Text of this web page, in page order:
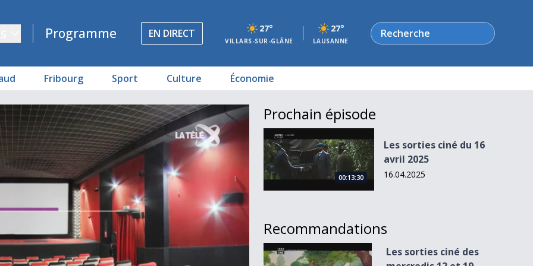
Programme EN DIRECT 27°
VILLARS-SUR-GLÂNE
27°
LAUSANNE
Rechercher
Fribourg Sport Culture Économie
Prochain épisode
Les sorties ciné du 16 avril 2025
00:13:30
Les sorties ciné du 16
avril 2025
16.04.2025
Recommandations
Les sorties ciné des mercredis 12 et 19 décembre
Les sorties ciné des